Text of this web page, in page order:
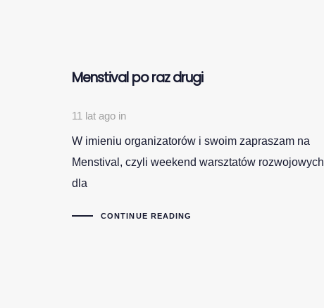
Menstival po raz drugi
11 lat ago in
W imieniu organizatorów i swoim zapraszam na
Menstival, czyli weekend warsztatów rozwojowych
dla
CONTINUE READING